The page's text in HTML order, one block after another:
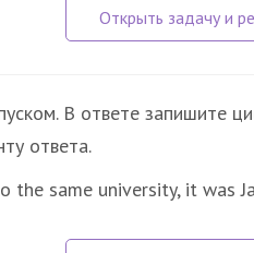
В ответе запишите
ответа.
the same university, it was